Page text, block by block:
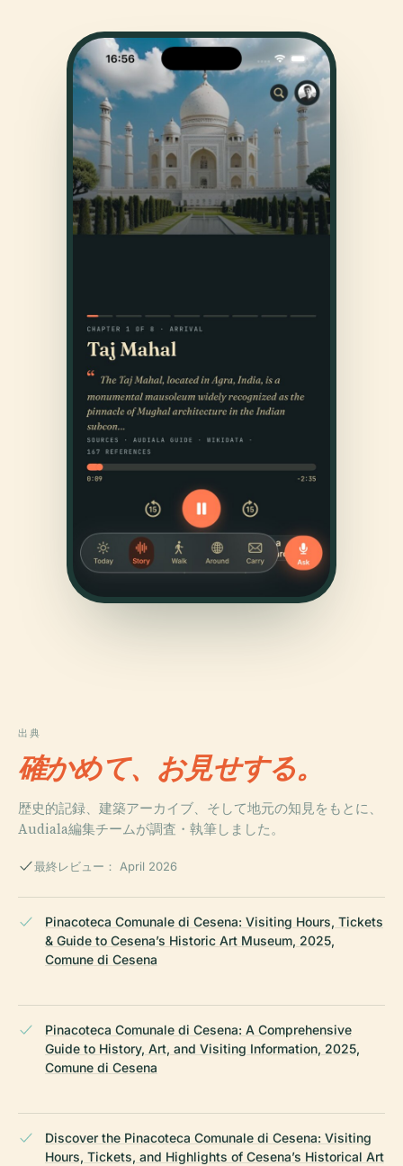
出典
確かめて、お見せする。
歴史的記録、建築アーカイブ、そして地元の知見をもとに、
Audiala編集チームが調査・執筆しました。
最終レビュー： April 2026
Pinacoteca Comunale di Cesena: Visiting Hours, Tickets
& Guide to Cesena’s Historic Art Museum, 2025,
Comune di Cesena
Pinacoteca Comunale di Cesena: A Comprehensive
Guide to History, Art, and Visiting Information, 2025,
Comune di Cesena
Discover the Pinacoteca Comunale di Cesena: Visiting
Hours, Tickets, and Highlights of Cesena’s Historical Art